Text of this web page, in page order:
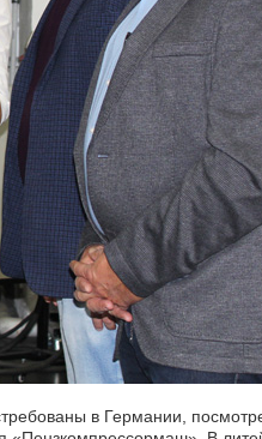
в Германии,